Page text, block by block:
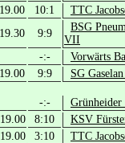
10:1 TTC
9:9
BSG
VII
-:- Vorwärts
9:9 SG
-:-
8:10 KSV
3:10 TTC